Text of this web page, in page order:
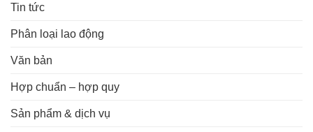
Tin tức
Phân loại lao động
Văn bản
Hợp chuẩn – hợp quy
Sản phẩm & dịch vụ